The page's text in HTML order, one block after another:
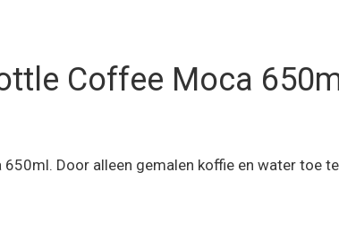
Coffee Moca
Door alleen gemalen koffie en water toe te